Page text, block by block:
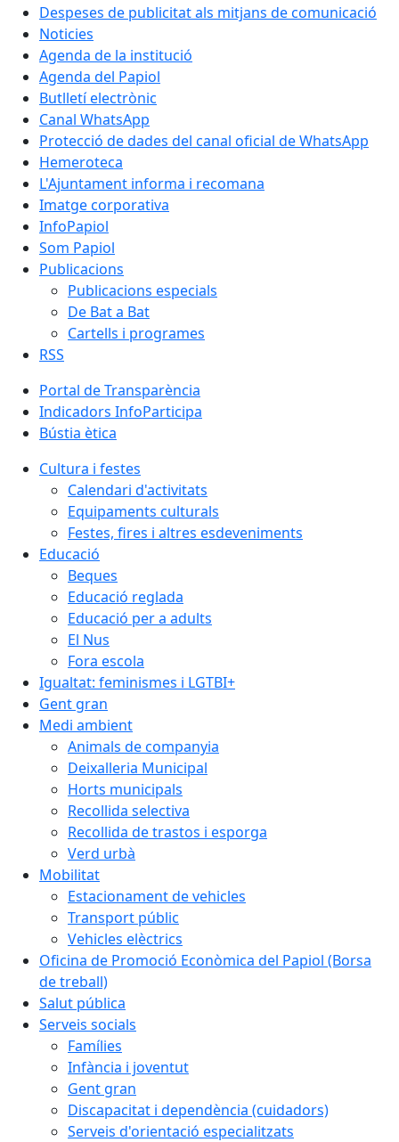
Despeses de publicitat als mitjans de comunicació
Noticies
Agenda de la institució
Agenda del Papiol
Butlletí electrònic
Canal WhatsApp
Protecció de dades del canal oficial de WhatsApp
Hemeroteca
L'Ajuntament informa i recomana
Imatge corporativa
InfoPapiol
Som Papiol
Publicacions
Publicacions especials
De Bat a Bat
Cartells i programes
RSS
Portal de Transparència
Indicadors InfoParticipa
Bústia ètica
Cultura i festes
Calendari d'activitats
Equipaments culturals
Festes, fires i altres esdeveniments
Educació
Beques
Educació reglada
Educació per a adults
El Nus
Fora escola
Igualtat: feminismes i LGTBI+
Gent gran
Medi ambient
Animals de companyia
Deixalleria Municipal
Horts municipals
Recollida selectiva
Recollida de trastos i esporga
Verd urbà
Mobilitat
Estacionament de vehicles
Transport públic
Vehicles elèctrics
Oficina de Promoció Econòmica del Papiol (Borsa
de treball)
Salut pública
Serveis socials
Famílies
Infància i joventut
Gent gran
Discapacitat i dependència (cuidadors)
Serveis d'orientació especialitzats